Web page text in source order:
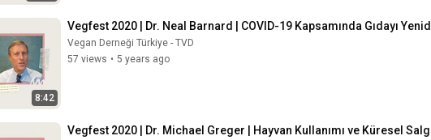
8:42
Vegfest 2020 | Dr. Neal Barnard | COVID-19 Kapsamında Gıdayı
Vegan Derneği Türkiye - TVD
57 views • 5 years ago
Vegfest 2020 | Dr. Michael Greger | Hayvan Kullanımı ve Küresel